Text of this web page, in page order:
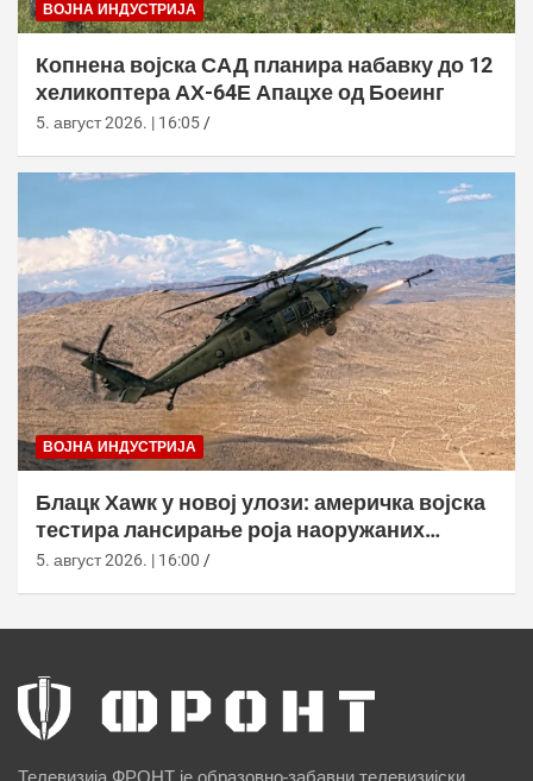
ВОЈНА ИНДУСТРИЈА
Копнена војска САД планира набавку до 12
хеликоптера АХ-64Е Апацхе од Боеинг
5. август 2026. | 16:05
ВОЈНА ИНДУСТРИЈА
Блацк Хаwк у новој улози: америчка војска
тестира лансирање роја наоружаних
дронова
5. август 2026. | 16:00